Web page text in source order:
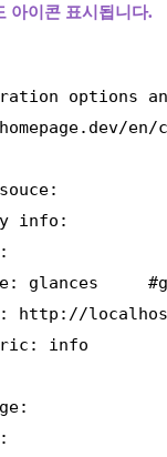
아이콘 표시됩니다.
options
info:
glances
http://
info